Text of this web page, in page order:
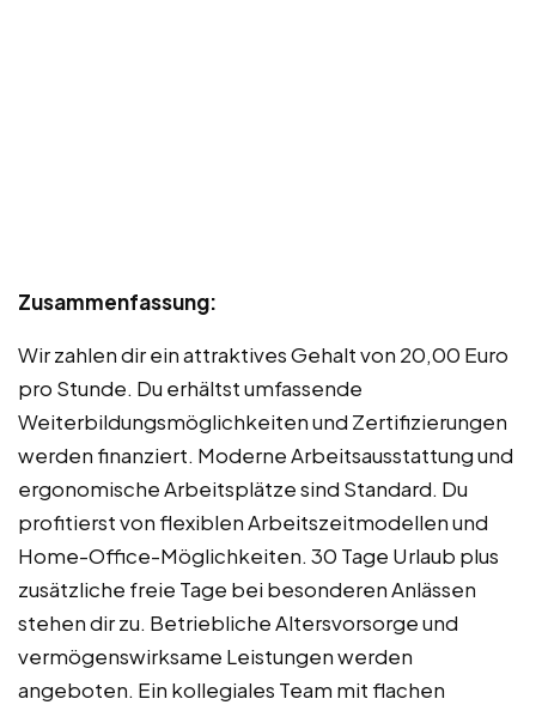
Zusammenfassung:
Wir zahlen dir ein attraktives Gehalt von 20,00 Euro
pro Stunde. Du erhältst umfassende
Weiterbildungsmöglichkeiten und Zertifizierungen
werden finanziert. Moderne Arbeitsausstattung und
ergonomische Arbeitsplätze sind Standard. Du
profitierst von flexiblen Arbeitszeitmodellen und
Home-Office-Möglichkeiten. 30 Tage Urlaub plus
zusätzliche freie Tage bei besonderen Anlässen
stehen dir zu. Betriebliche Altersvorsorge und
vermögenswirksame Leistungen werden
angeboten. Ein kollegiales Team mit flachen